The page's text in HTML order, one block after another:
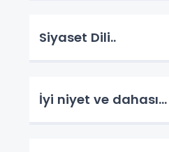
Siyaset Dili..
İyi niyet ve dahası...